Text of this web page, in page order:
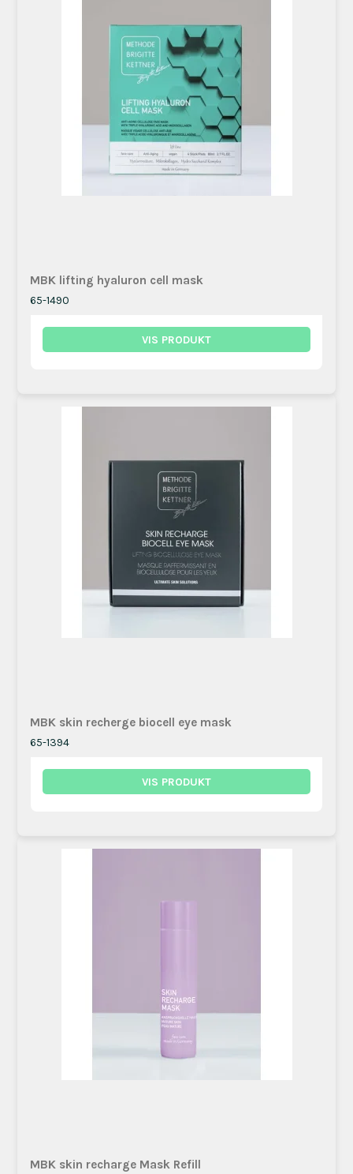
MBK lifting hyaluron cell mask
65-1490
VIS PRODUKT
MBK skin recherge biocell eye mask
65-1394
VIS PRODUKT
MBK skin recharge Mask Refill